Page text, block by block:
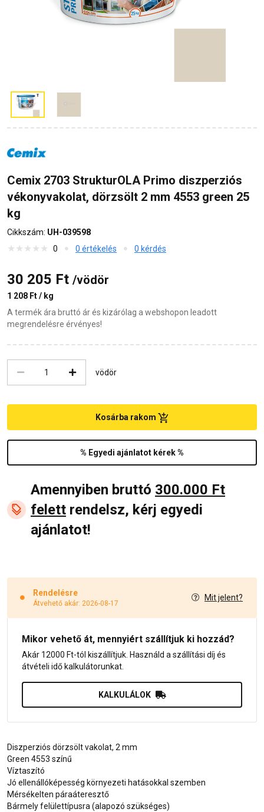
Cemix 2703 StrukturOLA Primo diszperziós
vékonyvakolat, dörzsölt 2 mm 4553 green 25
kg
Cikkszám: UH-039598
0
0 értékelés 0 kérdés
30 205 Ft /vödör
1 208 Ft / kg
A termék ára bruttó ár és kizárólag a webshopon leadott
megrendelésre érvényes!
vödör
% Egyedi ajánlatot kérek %
Kosárba rakom
Amennyiben bruttó 300.000 Ft
felett rendelsz, kérj egyedi
ajánlatot!
Rendelésre
Átvehető akár: 2026-08-17
Mit jelent?
Mikor vehető át, mennyiért szállítjuk ki hozzád?
Akár 12000 Ft-tól kiszállítjuk. Használd a szállítási díj és
átvételi idő kalkulátorunkat.
KALKULÁLOK
Diszperziós dörzsölt vakolat, 2 mm
Green 4553 színű
Víztaszító
Jó ellenállóképesség környezeti hatásokkal szemben
Mérsékelten páraáteresztő
Bármely felülettípusra (alapozó szükséges)